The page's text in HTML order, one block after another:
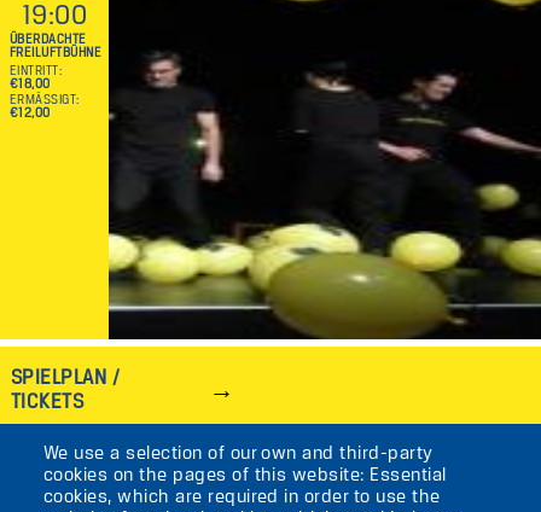
We use a selection of our own and third-party
cookies on the pages of this website: Essential
cookies, which are required in order to use the
19:00
ÜBERDACHTE
FREILUFTBÜHNE
EINTRITT
€18,00
ERMÄSSIGT
€12,00
SPIELPLAN /
TICKETS
IMAGE